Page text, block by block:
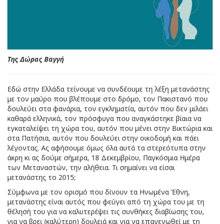
Της Δώρας Βαγγή
Εδώ στην Ελλάδα τείνουμε να συνδέουμε τη λέξη μετανάστης
με τον μαύρο που βλέπουμε στο δρόμο, τον Πακιστανό που
δουλεύει στα φανάρια, τον εγκληματία, αυτόν που δεν μιλάει
καθαρά ελληνικά, τον πρόσφυγα που αναγκάστηκε βίαια να
εγκαταλείψει τη χώρα του, αυτόν που μένει στην Βικτώρια και
στα Πατήσια, αυτόν που δουλεύει στην οικοδομή και πάει
λέγοντας. Ας αφήσουμε όμως όλα αυτά τα στερεότυπα στην
άκρη κι ας δούμε σήμερα, 18 Δεκεμβρίου, Παγκόσμια Ημέρα
των Μεταναστών, την αλήθεια. Τι σημαίνει να είσαι
μετανάστης το 2015;
Σύμφωνα με τον ορισμό που δίνουν τα Ηνωμένα Έθνη,
μετανάστης είναι αυτός που φεύγει από τη χώρα του με τη
θέλησή του για να καλυτερέψει τις συνθήκες διαβίωσης του,
για να βρει (καλύτερη) δουλειά και για να επανενωθεί με τη